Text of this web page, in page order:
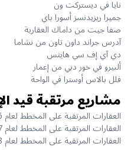
نايا في ديستركت ون
جميرا ريزيدنسز أسورا باي
صفا جيت من داماك العقارية
آدرس جراند داون تاون من نشاما
دي آي إف سي هايتس
ألبيرو في خور دبي من إعمار
فلل بالاس أوسترا في الواحة
مشاريع مرتقبة قيد
العقارات المرتقبة على المخطط لعام 2026 في دبي
العقارات المرتقبة على المخطط لعام 2027 في دبي
العقارات المرتقبة على المخطط لعام 2028 في دبي